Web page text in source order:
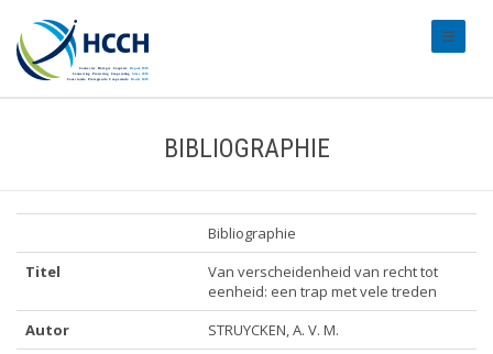
BIBLIOGRAPHIE
Bibliographie
Titel
Van verscheidenheid van recht tot
eenheid: een trap met vele treden
Autor
STRUYCKEN, A. V. M.